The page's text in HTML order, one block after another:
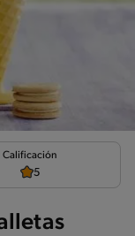
Calificación
5